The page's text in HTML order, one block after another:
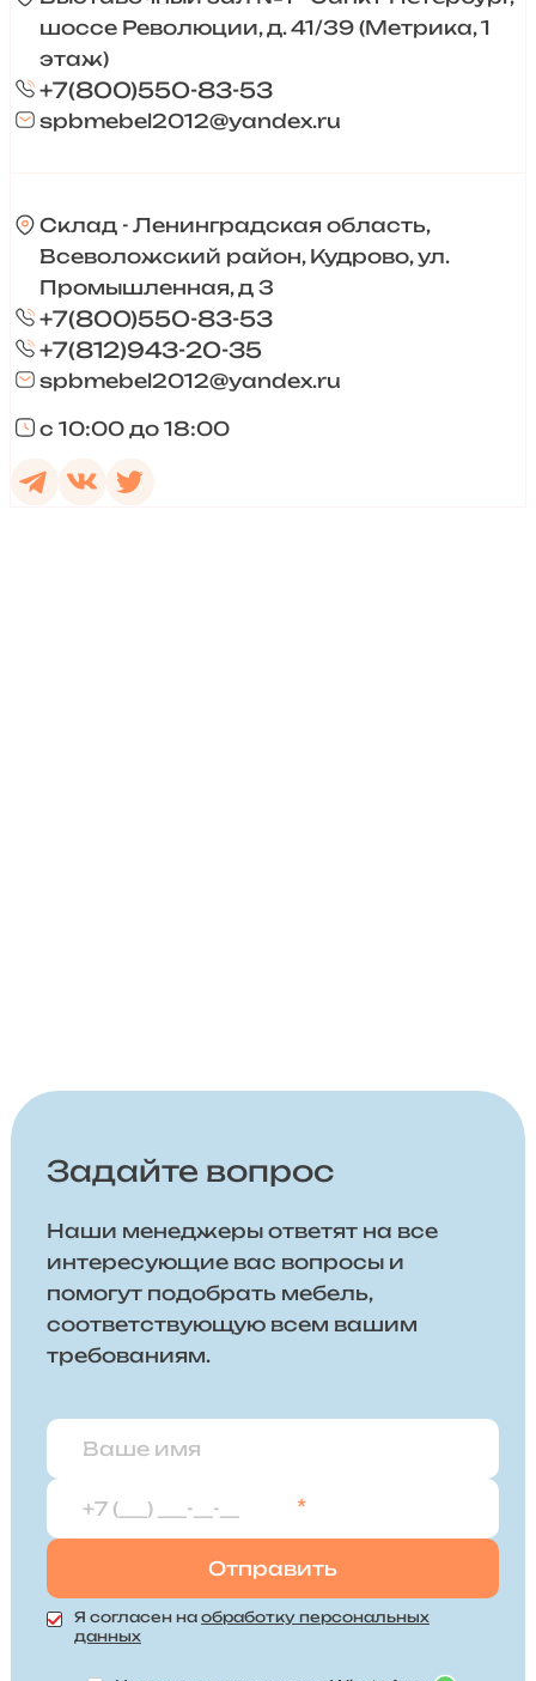
шоссе Революции, д. 41/39 (Метрика, 1
этаж)
+7(800)550-83-53
spbmebel2012@yandex.ru
Склад - Ленинградская область,
Всеволожский район, Кудрово, ул.
Промышленная, д 3
+7(800)550-83-53
+7(812)943-20-35
spbmebel2012@yandex.ru
с 10:00 до 18:00
Задайте вопрос
Наши менеджеры ответят на все
интересующие вас вопросы и
помогут подобрать мебель,
соответствующую всем вашим
требованиям.
*
Я согласен на обработку персональных
данных